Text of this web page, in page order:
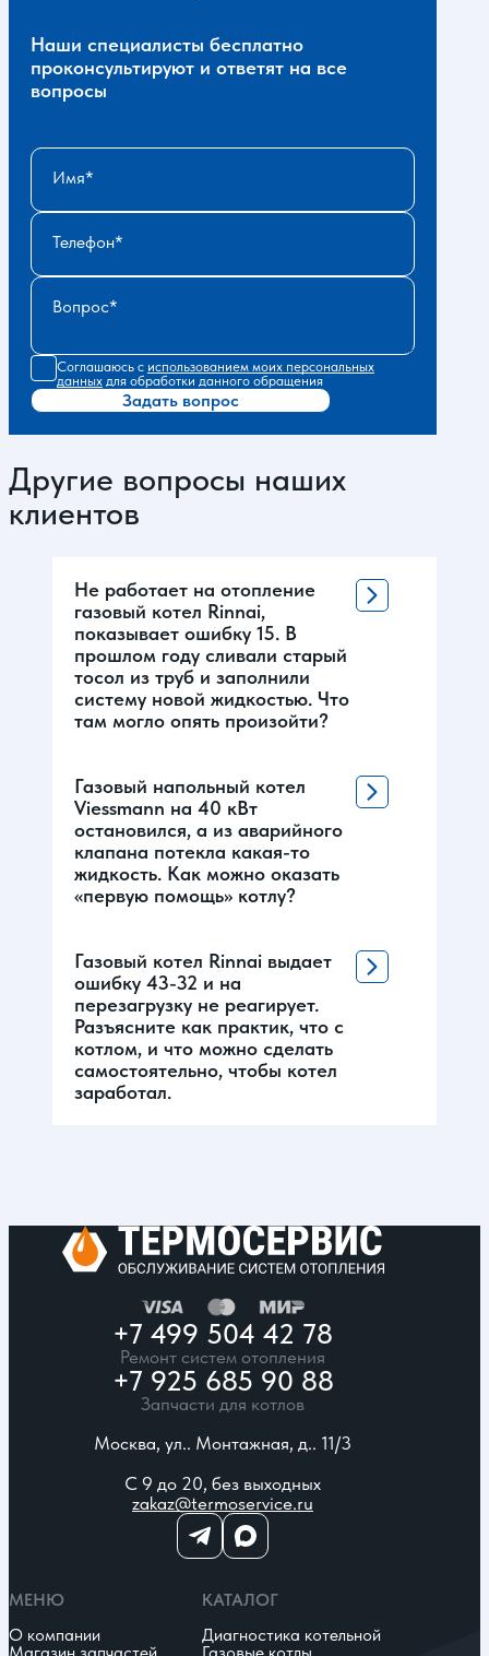
Наши специалисты бесплатно
проконсультируют и ответят на все
вопросы
Имя
Телефон
Вопрос
Соглашаюсь с использованием моих персональных
данных для обработки данного обращения
Задать вопрос
Другие вопросы наших
клиентов
Не работает на отопление
газовый котел Rinnai,
показывает ошибку 15. В
прошлом году сливали старый
тосол из труб и заполнили
систему новой жидкостью. Что
там могло опять произойти?
Газовый напольный котел
Viessmann на 40 кВт
остановился, а из аварийного
клапана потекла какая-то
жидкость. Как можно оказать
«первую помощь» котлу?
Газовый котел Rinnai выдает
ошибку 43-32 и на
перезагрузку не реагирует.
Разъясните как практик, что с
котлом, и что можно сделать
самостоятельно, чтобы котел
заработал.
+7 499 504 42 78
Ремонт систем отопления
+7 925 685 90 88
Запчасти для котлов
Москва, ул.. Монтажная, д.. 11/3
С 9 до 20, без выходных
zakaz@termoservice.ru
МЕНЮ
О компании
КАТАЛОГ
Диагностика котельной